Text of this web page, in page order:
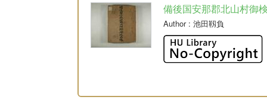
備後国安那郡北山村御
Author: 池田靱負